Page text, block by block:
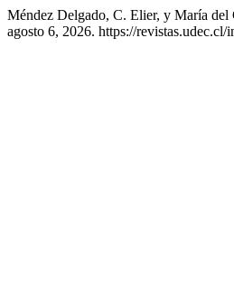
Méndez Delgado, C. Elier, y María
agosto 6, 2026. https://